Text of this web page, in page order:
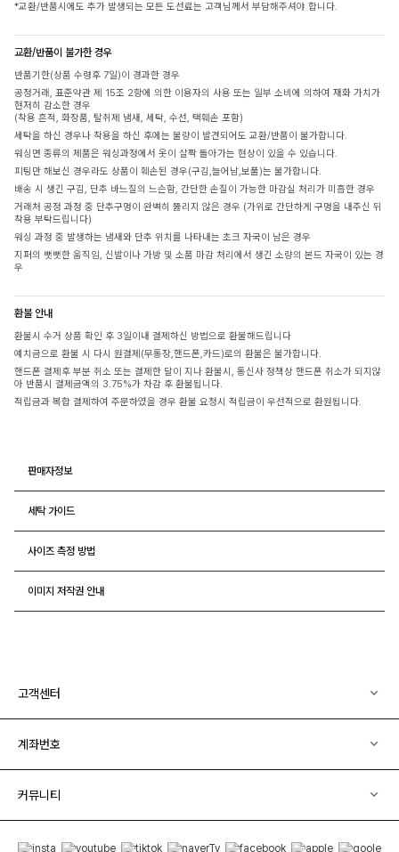
*교환/반품시에도 추가 발생되는 모든 도선료는 고객님께서 부담해주셔야 합니다.
교환/반품이 불가한 경우
반품기한(상품 수령후 7일)이 경과한 경우
공정거래, 표준약관 제 15조 2항에 의한 이용자의 사용 또는 일부 소비에 의하여 재화 가치가
현저히 감소한 경우
(착용 흔적, 화장품, 탈취제 냄새, 세탁, 수선, 택훼손 포함)
세탁을 하신 경우나 착용을 하신 후에는 불량이 발견되어도 교환/반품이 불가합니다.
워싱면 종류의 제품은 워싱과정에서 옷이 살짝 돌아가는 현상이 있을 수 있습니다.
피팅만 해보신 경우라도 상품이 훼손된 경우(구김,늘어남,보풀)는 불가합니다.
배송 시 생긴 구김, 단추 바느질의 느슨함, 간단한 손질이 가능한 마감실 처리가 미흡한 경우
거래처 공정 과정 중 단추구멍이 완벽히 뚫리지 않은 경우 (가위로 간단하게 구멍을 내주신 뒤
착용 부탁드립니다)
워싱 과정 중 발생하는 냄새와 단추 위치를 나타내는 초크 자국이 남은 경우
지퍼의 뻣뻣한 움직임, 신발이나 가방 및 소품 마감 처리에서 생긴 소량의 본드 자국이 있는 경
우
환불 안내
환불시 수거 상품 확인 후 3일이내 결제하신 방법으로 환불해드립니다
예치금으로 환불 시 다시 원결제(무통장,핸드폰,카드)로의 환불은 불가합니다.
핸드폰 결제후 부분 취소 또는 결제한 달이 지나 환불시, 통신사 정책상 핸드폰 취소가 되지않
아 반품시 결제금액의 3.75%가 차감 후 환불됩니다.
적립금과 복합 결제하여 주문하였을 경우 환불 요청시 적립금이 우선적으로 환원됩니다.
판매자정보
세탁 가이드
사이즈 측정 방법
이미지 저작권 안내
고객센터
계좌번호
커뮤니티